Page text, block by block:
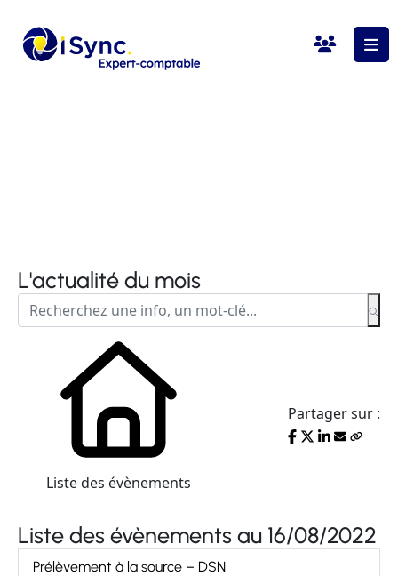
L'actualité du mois
Liste des évènements
Partager sur :
Liste des évènements au 16/08/2022
Prélèvement à la source – DSN